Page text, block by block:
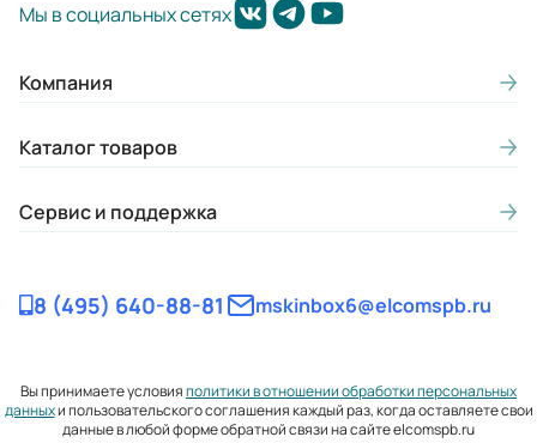
Мы в социальных сетях
Компания
Каталог товаров
Сервис и поддержка
8 (495) 640-88-81 mskinbox6@elcomspb.ru
Вы принимаете условияполитики в отношении обработки персональных
данныхи пользовательского соглашения каждый раз, когда оставляете свои
данные в любой форме обратной связи на сайте elcomspb.ru